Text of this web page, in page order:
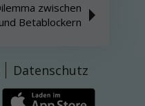
zwischen
Betablockern
Datenschutz